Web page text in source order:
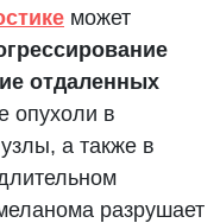
может
отдаленных
опухоли в
а также в
разрушает